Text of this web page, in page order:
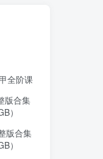
全阶课
版合集
）
版合集
）